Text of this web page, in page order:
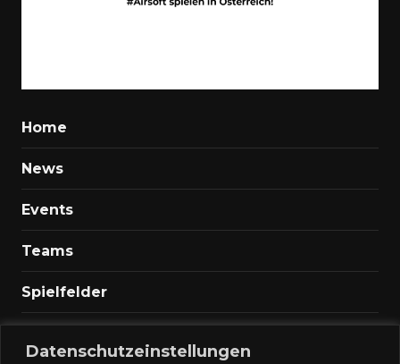
Datenschutzeinstellungen
Home
News
Events
Teams
Spielfelder